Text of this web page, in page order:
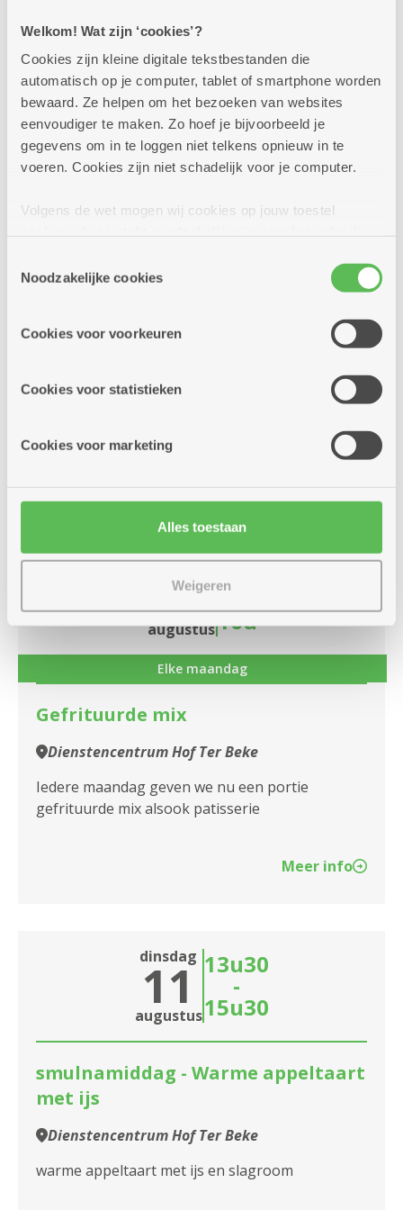
Welkom! Wat zijn ‘cookies’?
Cookies zijn kleine digitale tekstbestanden die
automatisch op je computer, tablet of smartphone worden
bewaard. Ze helpen om het bezoeken van websites
eenvoudiger te maken. Zo hoef je bijvoorbeeld je
gegevens om in te loggen niet telkens opnieuw in te
voeren. Cookies zijn niet schadelijk voor je computer.
Volgens de wet mogen wij cookies op jouw toestel
cookies hebben we jouw toestemming nodig. Sommige
cookies worden geplaatst door derde partijen die een
informatie over jouw (geanonimiseerd) gebruik van onze
partners kunnen deze gegevens combineren met andere
Noodzakelijke cookies
Cookies voor voorkeuren
Cookies voor statistieken
Cookies voor marketing
Alles toestaan
Weigeren
Meer info
Volgende week
10
augustus
-
16u
Elke maandag
Bingo
Wekelijks spelen we bingo op maandag - bij
10
augustus
14u
16u
Elke maandag
Gefrituurde mix
Dienstencentrum Hof Ter Beke
Iedere maandag geven we nu een portie
gefrituurde mix alsook patisserie
Meer info
dinsdag
11
augustus
13u30
-
15u30
smulnamiddag - Warme appeltaart
met ijs
Dienstencentrum Hof Ter Beke
warme appeltaart met ijs en slagroom